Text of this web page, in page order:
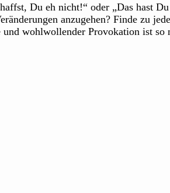
Du eh nicht!“ oder „Das hast
anzugehen? Finde zu
wohlwollender Provokation ist